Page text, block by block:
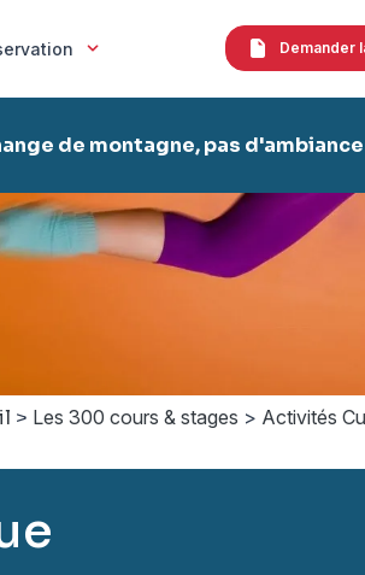
Demander
de montagne, pas d'ambiance
> Les 300 cours & stages > Activités